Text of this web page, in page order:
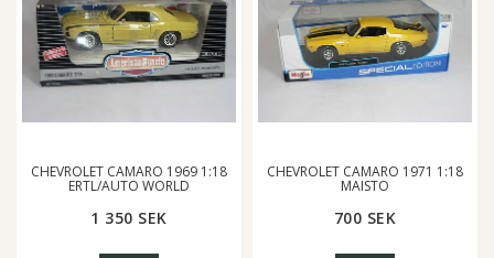
CHEVROLET CAMARO 1969 1:18
ERTL/AUTO WORLD
1 350 SEK
CHEVROLET CAMARO 1971 1:18
MAISTO
700 SEK